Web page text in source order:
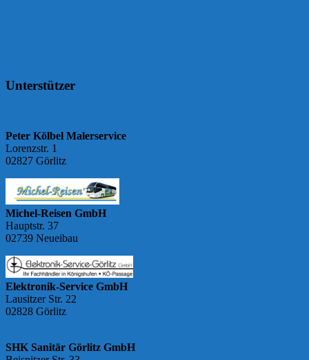
Unterstützer
Peter Kölbel Malerservice
Lorenzstr. 1
02827 Görlitz
Michel-Reisen GmbH
Hauptstr. 37
02739 Neueibau
Elektronik-Service GmbH
Lausitzer Str. 22
02828 Görlitz
SHK Sanitär Görlitz GmbH